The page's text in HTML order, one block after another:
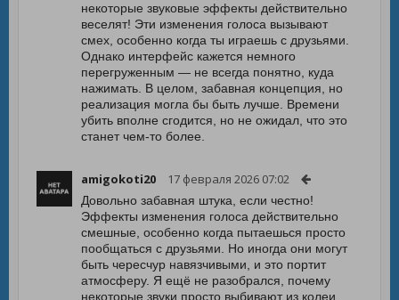
некоторые звуковые эффекты действительно
веселят! Эти изменения голоса вызывают
смех, особенно когда ты играешь с друзьями.
Однако интерфейс кажется немного
перегруженным — не всегда понятно, куда
нажимать. В целом, забавная концепция, но
реализация могла бы быть лучше. Времени
убить вполне сгодится, но не ожидал, что это
станет чем-то более.
amigokoti20 17 февраля 2026 07:02
Довольно забавная штука, если честно!
Эффекты изменения голоса действительно
смешные, особенно когда пытаешься просто
пообщаться с друзьями. Но иногда они могут
быть чересчур навязчивыми, и это портит
атмосферу. Я ещё не разобрался, почему
некоторые звуки просто выбивают из колеи.